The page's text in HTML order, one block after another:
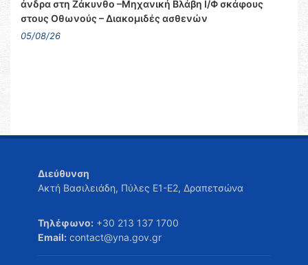
άνδρα στη Ζάκυνθο –Μηχανική Βλάβη Ι/Φ σκάφους
στους Οθωνούς – Διακομιδές ασθενών
05/08/26
Διεύθυνση
Ακτή Βασιλειάδη, Πύλες Ε1-Ε2, Δραπετσώνα
Τηλέφωνο: +30 213 137 1700
Email: contact@yna.gov.gr